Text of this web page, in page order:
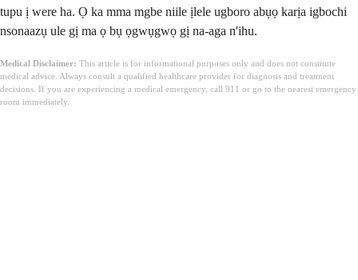
tupu ị were ha. Ọ ka mma mgbe niile ịlele ugboro abụọ karịa igbochi
nsonaazụ ule gị ma ọ bụ ọgwụgwọ gị na-aga n'ihu.
Medical Disclaimer: This article is for informational purposes only and does not constitute
medical advice. Always consult a qualified healthcare provider for diagnosis and treatment
decisions. If you are experiencing a medical emergency, call 911 or go to the nearest emergency
room immediately.